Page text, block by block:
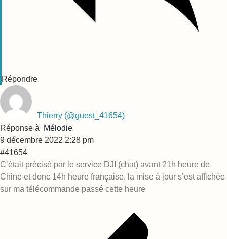
Répondre
Thierry (@guest_41654)
Réponse à
Mélodie
9 décembre 2022 2:28 pm
#41654
C’était précisé par le service DJI (chat) avant 21h heure de
Chine et donc 14h heure française, la mise à jour s’est affichée
sur ma télécommande passé cette heure